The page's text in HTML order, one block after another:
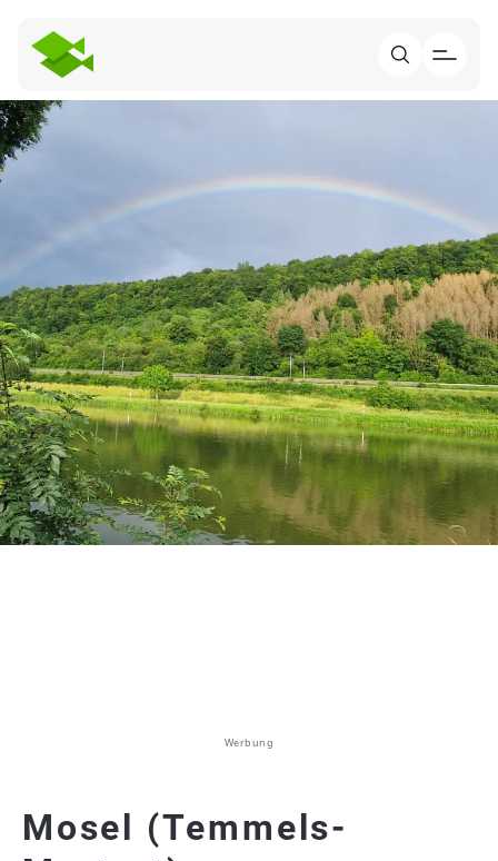
Werbung
Mosel (Temmels-